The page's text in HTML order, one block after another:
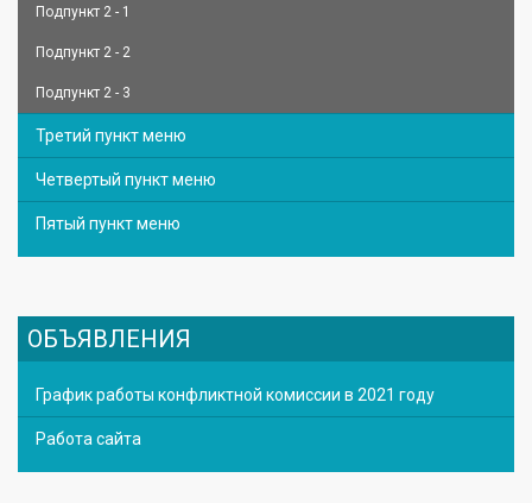
Подпункт 2 - 1
Подпункт 2 - 2
Подпункт 2 - 3
Третий пункт меню
Четвертый пункт меню
Пятый пункт меню
ОБЪЯВЛЕНИЯ
График работы конфликтной комиссии в 2021 году
Работа сайта